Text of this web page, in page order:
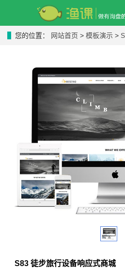
您的位置： 网站首页 > 模板演示 >
S83 徒步旅行设备响应式商城